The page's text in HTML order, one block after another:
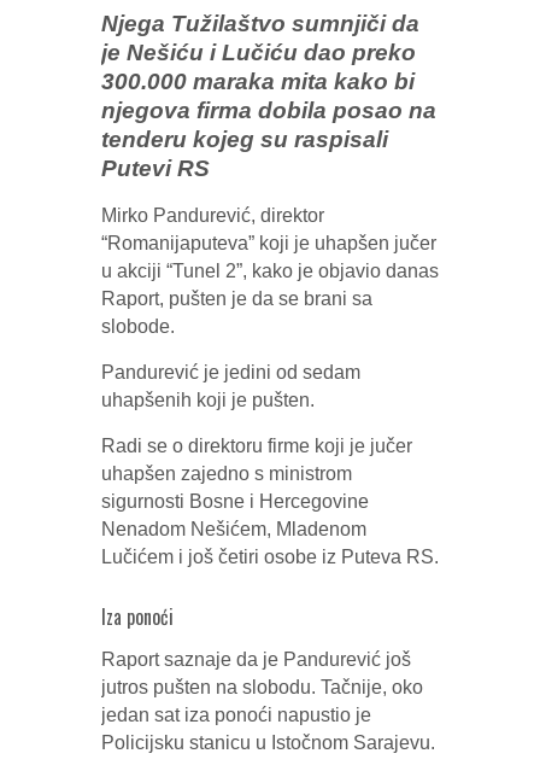
Njega Tužilaštvo sumnjiči da
je Nešiću i Lučiću dao preko
300.000 maraka mita kako bi
njegova firma dobila posao na
tenderu kojeg su raspisali
Putevi RS
Mirko Pandurević, direktor
“Romanijaputeva” koji je uhapšen jučer
u akciji “Tunel 2”, kako je objavio danas
Raport, pušten je da se brani sa
slobode.
Pandurević je jedini od sedam
uhapšenih koji je pušten.
Radi se o direktoru firme koji je jučer
uhapšen zajedno s ministrom
sigurnosti Bosne i Hercegovine
Nenadom Nešićem, Mladenom
Lučićem i još četiri osobe iz Puteva RS.
Iza ponoći
Raport saznaje da je Pandurević još
jutros pušten na slobodu. Tačnije, oko
jedan sat iza ponoći napustio je
Policijsku stanicu u Istočnom Sarajevu.